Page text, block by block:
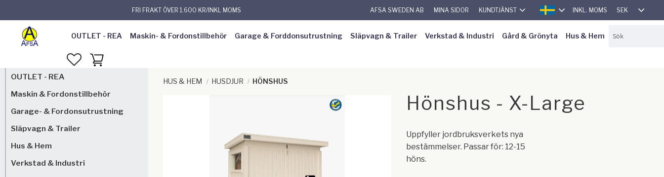
FRI FRAKT ÖVER 1.600 KR/INKL MOMS AFSA SWEDEN AB MINA SIDOR KUNDTJÄNST
SVENSKA
INKL. MOMS SEK
OUTLET - REA Maskin- & Fordonstillbehör Garage & Forddonsutrustning Släpvagn & Trailer Verkstad & Industri Gård & Grönyta Hus & Hem
FAVORITER
KUNDVAGN
HUS & HEM HUSDJUR HÖNSHUS
Hönshus - X-Large
Uppfyller jordbruksverkets nya
bestämmelser. Passar för: 12-15
höns.
OUTLET - REA
Maskin & Fordonstillbehör
Garage- & Fordonsutrustning
Släpvagn & Trailer
Hus & Hem
Verkstad & Industri